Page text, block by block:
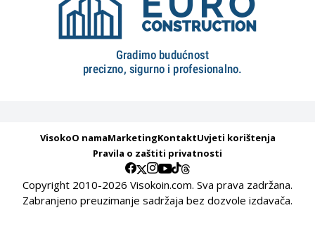
VisokoO namaMarketingKontaktUvjeti korištenja
Pravila o zaštiti privatnosti
Copyright 2010-2026 Visokoin.com. Sva prava zadržana.
Zabranjeno preuzimanje sadržaja bez dozvole izdavača.